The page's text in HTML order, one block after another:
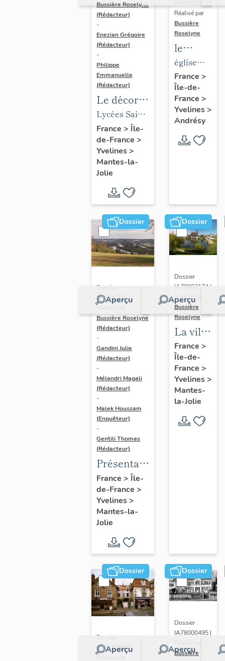
Bussière Roselyne
(Rédacteur)
-
Enezian Grégoire
(Rédacteur)
-
Philippe
Emmanuelle
(Rédacteur)
Le décor
des lycées
de Mantes
Lycées Saint-
Exupéry et
Jean Rostand
France > Île-
de-France >
Yvelines>
Mantes-la-
Jolie
Réalisé par
Bussière
Roselyne
le
mobilier
de
l'église
Saint-
Germain-
de-
Paris
église
paroissiale
Saint-
Germain
France >
Île-de-
France >
Yvelines>
Andrésy
Dossier
Aperçu
Dossier
IA78002272 |
Bussière Roselyne
(Rédacteur)
-
Gandini Julie
(Rédacteur)
-
Mélandri Magali
(Rédacteur)
-
Malek Houssam
(Enquêteur)
-
Gentili Thomas
(Rédacteur)
Présentation
de l'étude
France > Île-
de-France >
Yvelines>
Mantes-la-
Jolie
Dossier
Aperçu
Dossier
IA78002174 |
Réalisé par
Bussière
Roselyne
La ville
de
Mantes-
la-Jolie
France >
Île-de-
France >
Yvelines>
Mantes-
la-Jolie
Dossier
Aperçu
Dossier
IA78000985 |
Dossier
Aperçu
Dossier
IA78000495 |
Bussière